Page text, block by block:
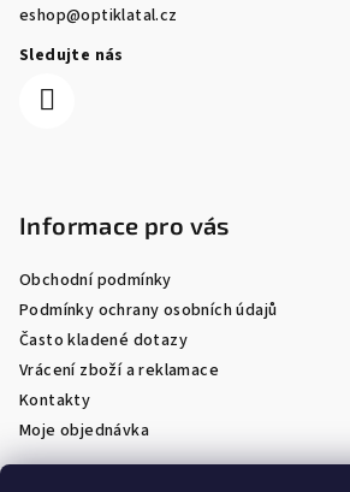
eshop@optiklatal.cz
Sledujte nás
Informace pro vás
Obchodní podmínky
Podmínky ochrany osobních údajů
Často kladené dotazy
Vrácení zboží a reklamace
Kontakty
Moje objednávka